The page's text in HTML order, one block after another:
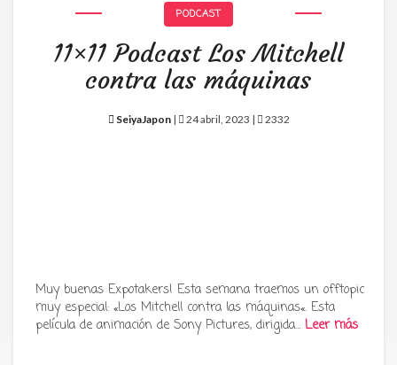
PODCAST
11×11 Podcast Los Mitchell
contra las máquinas
SeiyaJapon| 24 abril, 2023 | 2332
Muy buenas Expotakers! Esta semana traemos un offtopic
muy especial: «Los Mitchell contra las máquinas«. Esta
película de animación de Sony Pictures, dirigida… Leer más